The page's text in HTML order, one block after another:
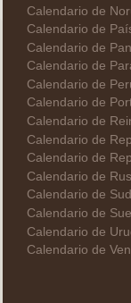
Calendario de
Calendario de
Calendario de
Calendario de
Calendario de
Calendario de
Calendario de
Calendario de
Calendario de
Calendario de
Calendario de
Calendario de
Calendario de
Calendario de